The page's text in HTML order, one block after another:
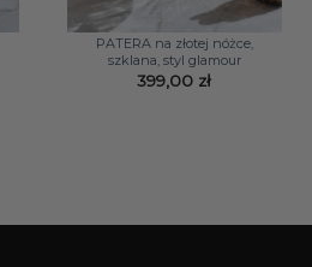
PATERA na złotej nóżce,
szklana, styl glamour
399,00 zł